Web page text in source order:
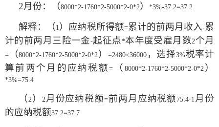
2月份：（8000*2-1760*2-5000*2-0*2） *3%-37.2=37.2
解释：（ 1 ）应纳税所得额=累计的前两月收入-累
计的前两月三险一金-起征点 *本年度受雇月数2个月
= （8000*2-1760*2-5000*2-0*2 ） =2480<36000，选择3%税率计
算前两个月的应纳税额= （ 8000*2-1760*2-5000*2-0*2 ）
*3%=75.4
（ 2 ） 2 月份应纳税额=前两月应纳税额 75.4-1 月份
的应纳税额37.2=37.7